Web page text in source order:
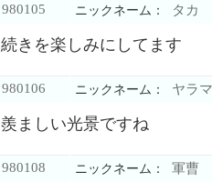
980105 ニックネーム： タカ
続きを楽しみにしてます
980106 ニックネーム： ヤラ
羨ましい光景ですね
980108 ニックネーム： 軍曹